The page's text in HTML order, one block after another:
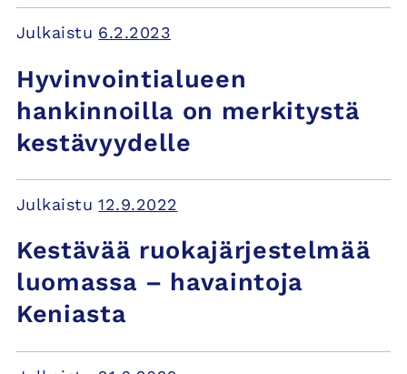
Hyvinvointialueen
hankinnoilla on merkitystä
kestävyydelle
Julkaistu 6.2.2023
Kestävää ruokajärjestelmää
luomassa – havaintoja
Keniasta
Julkaistu12.9.2022